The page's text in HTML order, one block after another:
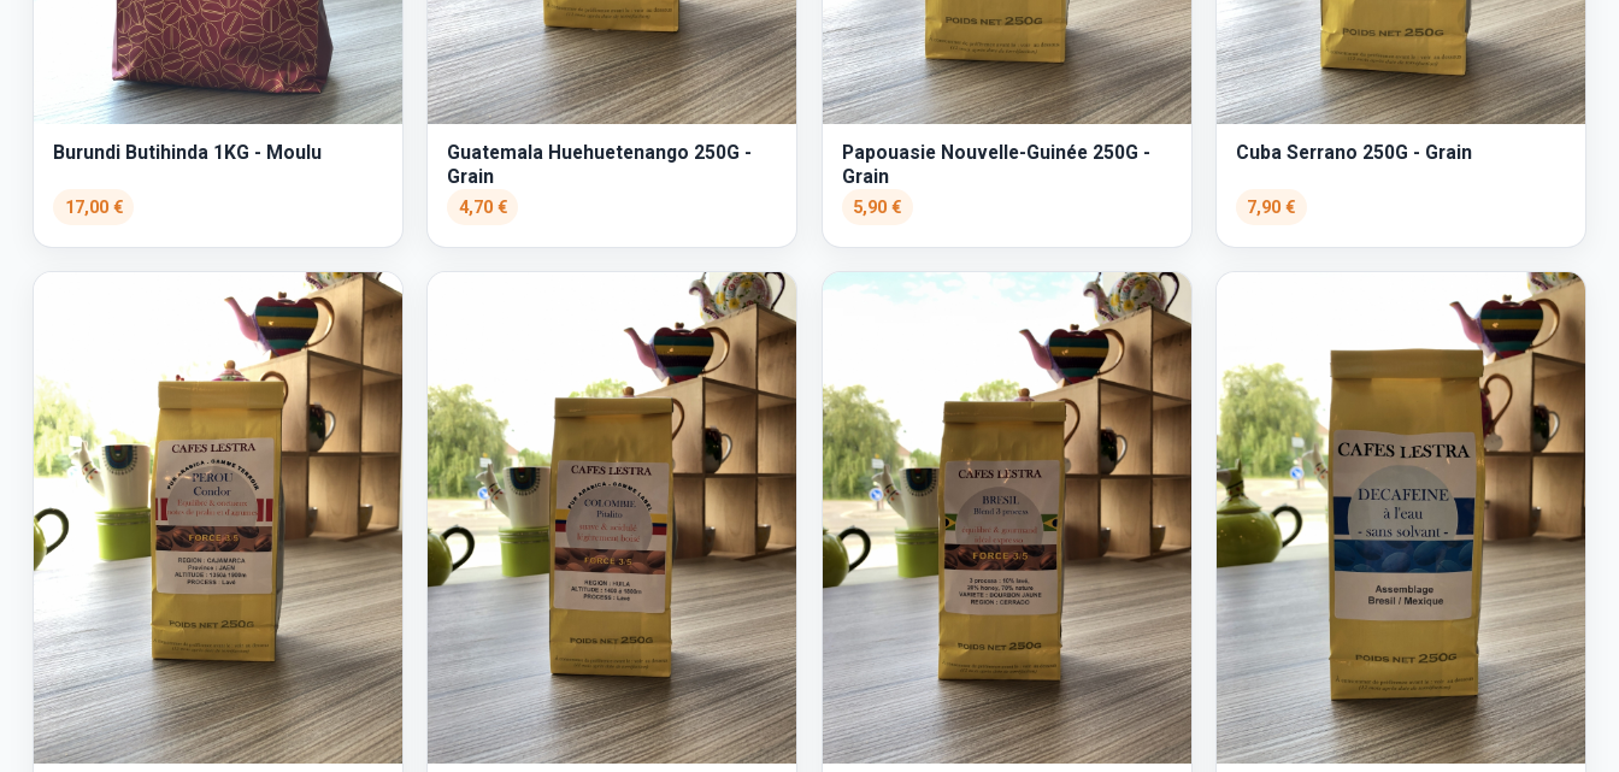
Burundi Butihinda 1KG - Moulu
17,00 €
Guatemala Huehuetenango 250G -
Grain
4,70 €
Papouasie Nouvelle-Guinée 250G -
Grain
5,90 €
Cuba Serrano 250G - Grain
7,90 €